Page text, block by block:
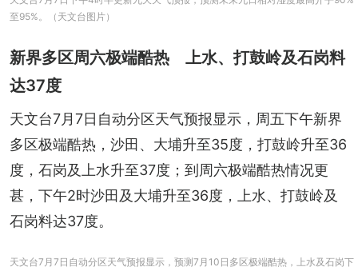
至95%。（天文台图片）
新界多区周六极端酷热 上水、打鼓岭及石岗料
达37度
天文台7月7日自动分区天气预报显示，周五下午新界
多区极端酷热，沙田、大埔升至35度，打鼓岭升至36
度，石岗及上水升至37度；到周六极端酷热情况更
甚，下午2时沙田及大埔升至36度，上水、打鼓岭及
石岗料达37度。
天文台7月7日自动分区天气预报显示，预测7月10日多区极端酷热，上水及石岗下